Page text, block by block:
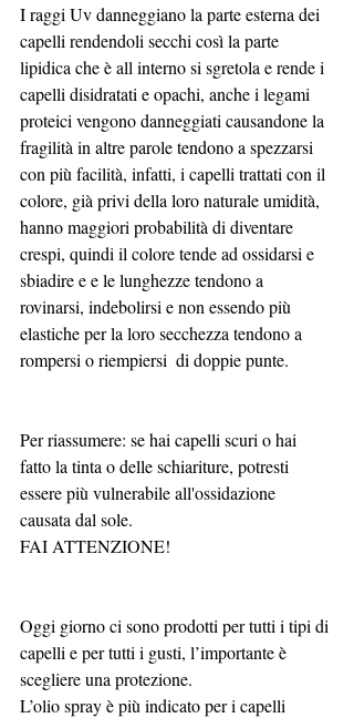
I raggi Uv danneggiano la parte esterna dei
capelli rendendoli secchi così la parte
lipidica che è all interno si sgretola e rende i
capelli disidratati e opachi, anche i legami
proteici vengono danneggiati causandone la
fragilità in altre parole tendono a spezzarsi
con più facilità, infatti, i capelli trattati con il
colore, già privi della loro naturale umidità,
hanno maggiori probabilità di diventare
crespi, quindi il colore tende ad ossidarsi e
sbiadire e e le lunghezze tendono a
rovinarsi, indebolirsi e non essendo più
elastiche per la loro secchezza tendono a
rompersi o riempiersi  di doppie punte.
Per riassumere: se hai capelli scuri o hai
fatto la tinta o delle schiariture, potresti
essere più vulnerabile all'ossidazione
causata dal sole.
FAI ATTENZIONE!
Oggi giorno ci sono prodotti per tutti i tipi di
capelli e per tutti i gusti, l’importante è
scegliere una protezione.
L’olio spray è più indicato per i capelli